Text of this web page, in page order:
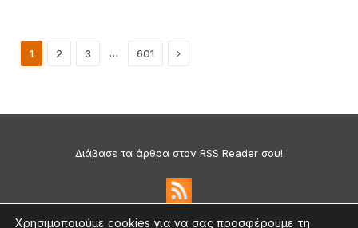
1 2 3 … 601 Next
Διάβασε τα άρθρα στον RSS Reader σου!
Χρησιμοποιούμε cookies για να σας προσφέρουμε τη